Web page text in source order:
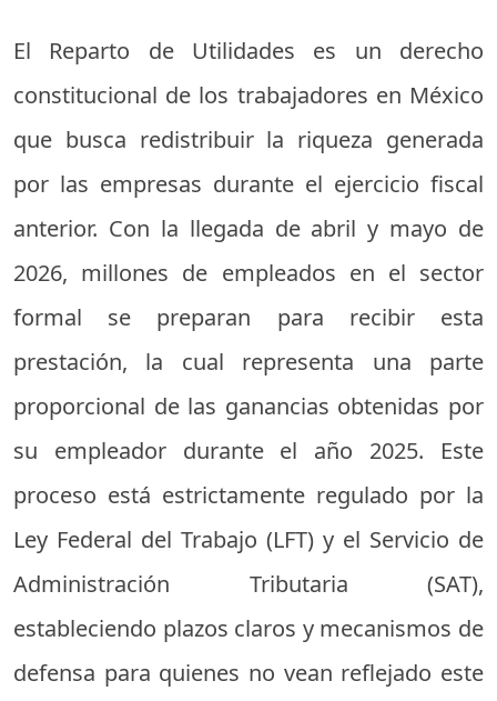
El Reparto de Utilidades es un derecho
constitucional de los trabajadores en México
que busca redistribuir la riqueza generada
por las empresas durante el ejercicio fiscal
anterior. Con la llegada de abril y mayo de
2026, millones de empleados en el sector
formal se preparan para recibir esta
prestación, la cual representa una parte
proporcional de las ganancias obtenidas por
su empleador durante el año 2025. Este
proceso está estrictamente regulado por la
Ley Federal del Trabajo (LFT) y el Servicio de
Administración Tributaria (SAT),
estableciendo plazos claros y mecanismos de
defensa para quienes no vean reflejado este